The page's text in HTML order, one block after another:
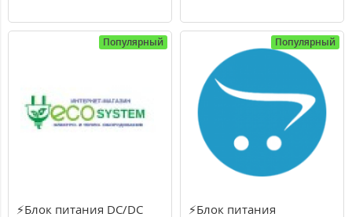
Популярный
⚡Блок питания DC/DC
Популярный
⚡Блок питания